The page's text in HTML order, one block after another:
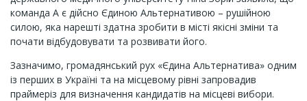
команда А є дійсно Єдиною Альтернативою – рушійною
силою, яка нарешті здатна зробити в місті якісні зміни та
почати відбудовувати та розвивати його.
Зазначимо, громадянський рух «Єдина Альтернатива» одним
із перших в Україні та на місцевому рівні запровадив
праймеріз для визначення кандидатів на місцеві вибори.